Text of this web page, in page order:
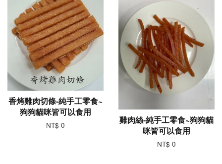
香烤雞肉切條-純手工零食~
狗狗貓咪皆可以食用
NT$ 0
雞肉絲-純手工零食~狗狗貓
咪皆可以食用
NT$ 0